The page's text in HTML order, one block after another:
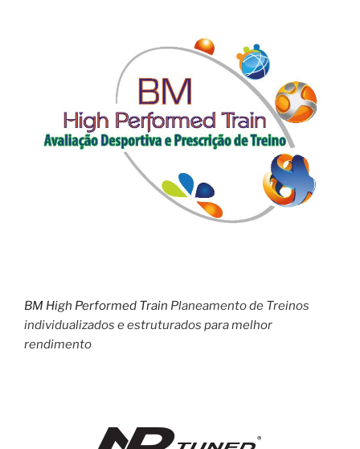
BM High Performed Train Planeamento de Treinos
individualizados e estruturados para melhor
rendimento